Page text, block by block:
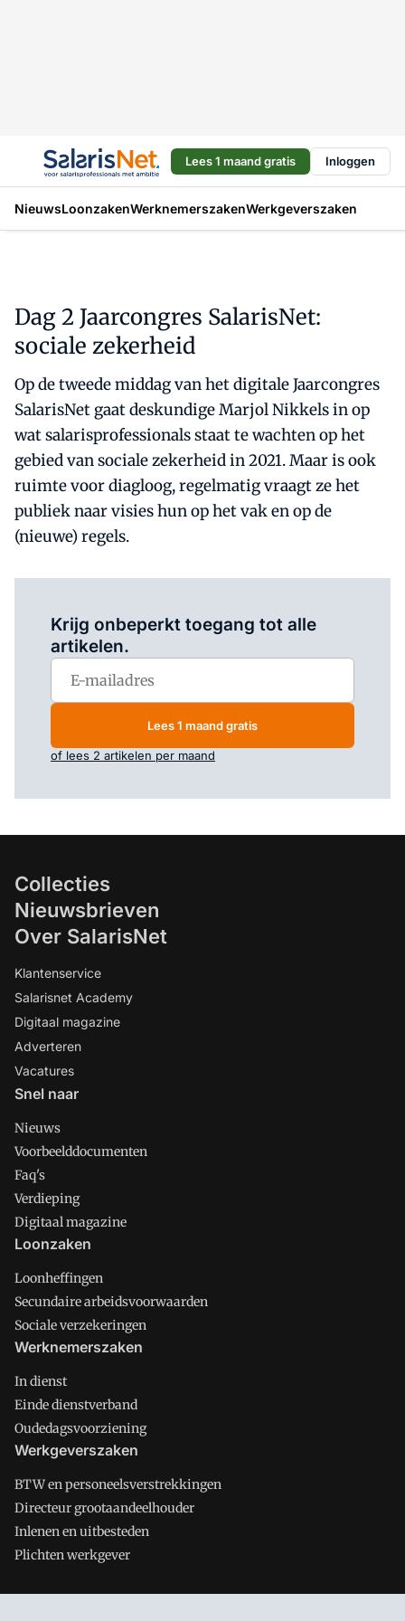
Lees 1 maand gratis Inloggen
NieuwsLoonzakenWerknemerszakenWerkgeverszaken
Dag 2 Jaarcongres SalarisNet:
sociale zekerheid
Op de tweede middag van het digitale Jaarcongres
SalarisNet gaat deskundige Marjol Nikkels in op
wat salarisprofessionals staat te wachten op het
gebied van sociale zekerheid in 2021. Maar is ook
ruimte voor diagloog, regelmatig vraagt ze het
publiek naar visies hun op het vak en op de
(nieuwe) regels.
Krijg onbeperkt toegang tot alle
artikelen.
Lees 1 maand gratis
of lees 2 artikelen per maand
Collecties
Nieuwsbrieven
Over SalarisNet
Klantenservice
Salarisnet Academy
Digitaal magazine
Adverteren
Vacatures
Snel naar
Nieuws
Voorbeelddocumenten
Faq's
Verdieping
Digitaal magazine
Loonzaken
Loonheffingen
Secundaire arbeidsvoorwaarden
Sociale verzekeringen
Werknemerszaken
In dienst
Einde dienstverband
Oudedagsvoorziening
Werkgeverszaken
BTW en personeelsverstrekkingen
Directeur grootaandeelhouder
Inlenen en uitbesteden
Plichten werkgever